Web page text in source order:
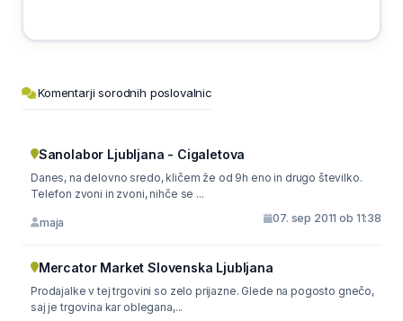
Komentarji sorodnih poslovalnic
Sanolabor Ljubljana - Cigaletova
Danes, na delovno sredo, kličem že od 9h eno in drugo številko.
Telefon zvoni in zvoni, nihče se ...
maja 07. sep 2011 ob 11:38
Mercator Market Slovenska Ljubljana
Prodajalke v tej trgovini so zelo prijazne. Glede na pogosto gnečo,
saj je trgovina kar oblegana,...